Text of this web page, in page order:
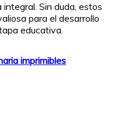
Sin duda, estos
para el desarrollo
educativa.
imprimibles